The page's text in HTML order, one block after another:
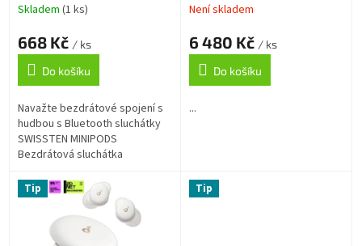
Skladem (1 ks)
668 Kč / ks
Do košíku
Navažte bezdrátové spojení s
hudbou s Bluetooth sluchátky
SWISSTEN MINIPODS
Bezdrátová sluchátka
zabudovaným mikrofonem a
silikonovými špunty . Díky tomu
Není skladem
6 480 Kč / ks
Do košíku
...
Tip Tip